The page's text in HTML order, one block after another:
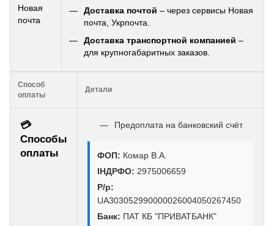
Новая
почта
Доставка почтой – через сервисы Новая
почта, Укрпочта.
Доставка транспортной компанией –
для крупногабаритных заказов.
Способ
оплаты
Детали
💳
Способы
оплаты
Предоплата на банковский счёт
ФОП: Комар В.А.
ІНДРФО: 2975006659
Р/р:
UA303052990000026004050267450
Банк: ПАТ КБ "ПРИВАТБАНК"